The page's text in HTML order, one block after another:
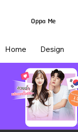
Oppa Me
Home Design